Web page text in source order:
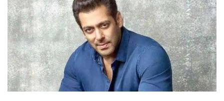
d
a
n
e
i
l